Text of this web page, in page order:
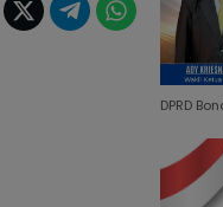
DPRD